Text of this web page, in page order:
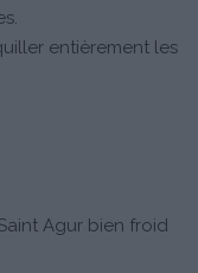
entièrement les
Agur bien froid